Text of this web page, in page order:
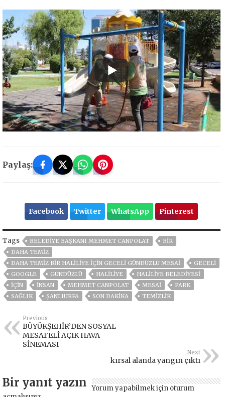
Paylaş:
Facebook Twitter WhatsApp Pinterest
Tags BELEDIYE BAŞKANI MEHMET CANPOLAT
BIR
DAHA TEMİZ
DAHA TEMİZ BİR HALİLİYE İÇİN GECELİ GÜNDÜZLÜ MESAİ
GECELİ
GOOGLE
GÜNDÜZLÜ HALILIYE
HALİLİYE BELEDİYESİ
İÇİN
İNSAN MEHMET CANPOLAT MESAİ
PARK
SAĞLIK
ŞANLIURFA SON DAKIKA TEMIZLIK
Previous
BÜYÜKŞEHİR’DEN SOSYAL
MESAFELİ AÇIK HAVA
SİNEMASI
Next
kırsal alanda yangın çıktı
Bir yanıt yazın Yorum yapabilmek için oturum